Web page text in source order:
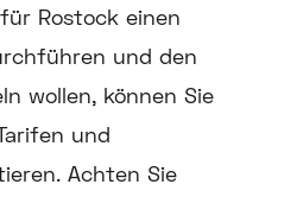
Rostock einen
und den
wollen, können Sie
und
Achten Sie